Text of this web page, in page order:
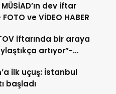
dev iftar
ve VİDEO HABER
iftarında bir araya
artıyor”-
ilk uçuş: İstanbul
başladı